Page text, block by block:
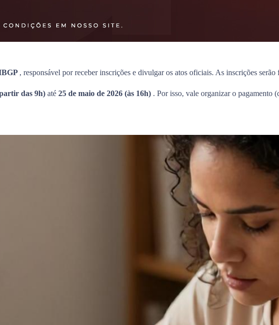
, responsável por receber inscrições e divulgar os atos oficiais. As inscrições serão
das 9h) até 25 de maio de 2026 (às 16h) . Por isso, vale organizar o pagamento